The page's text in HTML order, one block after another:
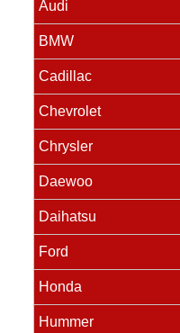
Audi
BMW
Cadillac
Chevrolet
Chrysler
Daewoo
Daihatsu
Ford
Honda
Hummer